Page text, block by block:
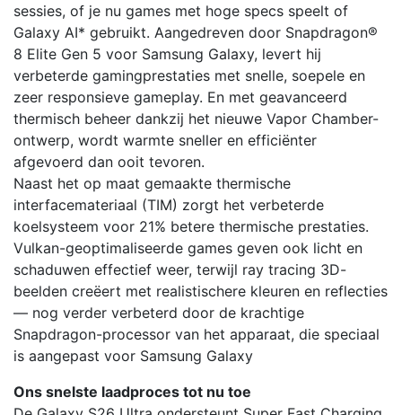
sessies, of je nu games met hoge specs speelt of
Galaxy AI* gebruikt. Aangedreven door Snapdragon®
8 Elite Gen 5 voor Samsung Galaxy, levert hij
verbeterde gamingprestaties met snelle, soepele en
zeer responsieve gameplay. En met geavanceerd
thermisch beheer dankzij het nieuwe Vapor Chamber-
ontwerp, wordt warmte sneller en efficiënter
afgevoerd dan ooit tevoren.
Naast het op maat gemaakte thermische
interfacemateriaal (TIM) zorgt het verbeterde
koelsysteem voor 21% betere thermische prestaties.
Vulkan-geoptimaliseerde games geven ook licht en
schaduwen effectief weer, terwijl ray tracing 3D-
beelden creëert met realistischere kleuren en reflecties
— nog verder verbeterd door de krachtige
Snapdragon-processor van het apparaat, die speciaal
is aangepast voor Samsung Galaxy
Ons snelste laadproces tot nu toe